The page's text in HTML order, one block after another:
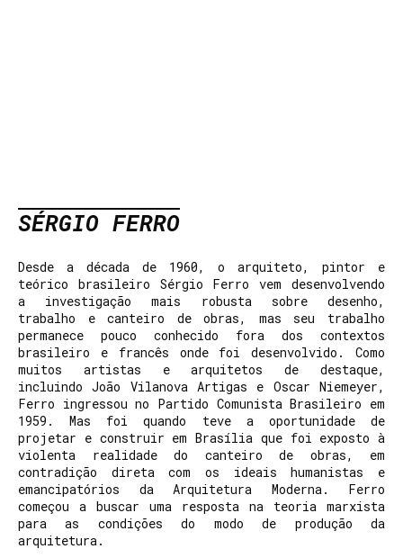
SÉRGIO FERRO
Desde a década de 1960, o arquiteto, pintor e
teórico brasileiro Sérgio Ferro vem desenvolvendo
a investigação mais robusta sobre desenho,
trabalho e canteiro de obras, mas seu trabalho
permanece pouco conhecido fora dos contextos
brasileiro e francês onde foi desenvolvido. Como
muitos artistas e arquitetos de destaque,
incluindo João Vilanova Artigas e Oscar Niemeyer,
Ferro ingressou no Partido Comunista Brasileiro em
1959. Mas foi quando teve a oportunidade de
projetar e construir em Brasília que foi exposto à
violenta realidade do canteiro de obras, em
contradição direta com os ideais humanistas e
emancipatórios da Arquitetura Moderna. Ferro
começou a buscar uma resposta na teoria marxista
para as condições do modo de produção da
arquitetura.